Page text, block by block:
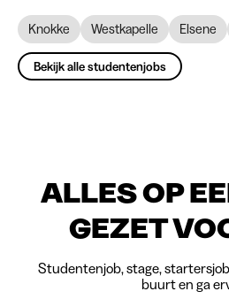
Knokke Westkapelle Elsene
Bekijk alle studentenjobs
ALLES OP
GEZET
Studentenjob, stage,
buurt en ga